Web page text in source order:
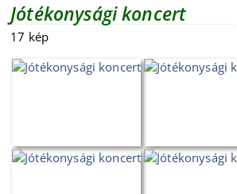
Jótékonysági koncert
17 kép